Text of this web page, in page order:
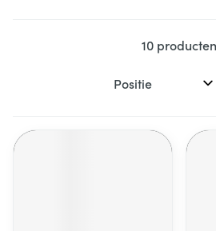
10 producten
Sorteer op: